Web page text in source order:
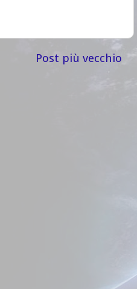
Post più vecchio